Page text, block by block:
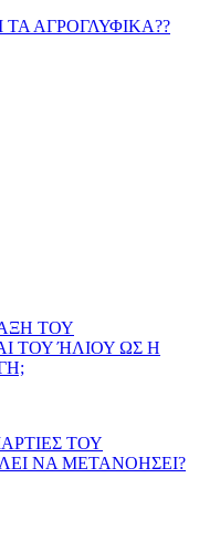
ΑΓΡΟΓΛΥΦΙΚΑ??
ΤΟΥ
ΤΟΥ ΉΛΙΟΥ ΩΣ Η
ΤΟΥ
ΝΑ ΜΕΤΑΝΟΗΣΕΙ?